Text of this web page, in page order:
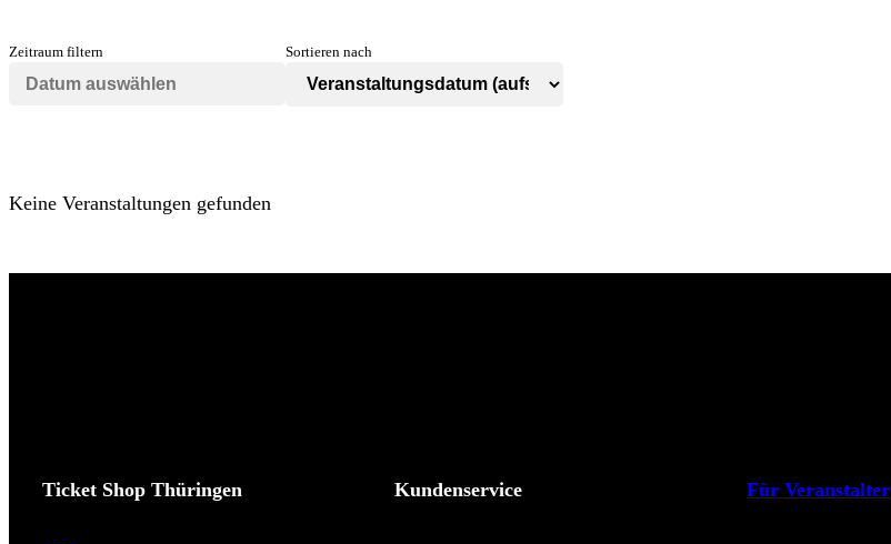
Zeitraum filtern Sortieren nach
Keine Veranstaltungen gefunden
Ticket Shop Thüringen Kundenservice Für Veranstalter